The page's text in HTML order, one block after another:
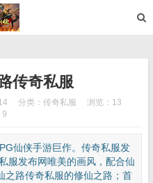
传奇私服
分类： 传奇私服
浏览：13
9
仙侠手游巨作。传奇私服发
服发布网唯美的画风，配合仙
之路传奇私服的修仙之路；首